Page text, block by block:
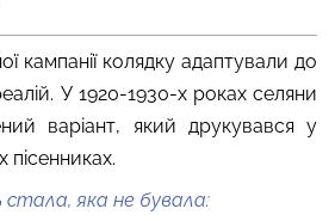
кампанії колядку адаптували до
У 1920-1930-х роках селяни
варіант, який друкувався у
пісенниках.
стала, яка не бувала: